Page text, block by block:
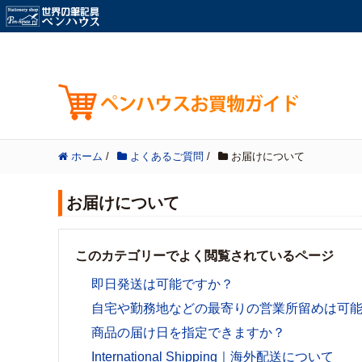
ホーム / よくあるご質問 / お届けについて
お届けについて
このカテゴリーでよく閲覧されているページ
即日発送は可能ですか？
自宅や勤務地などの最寄りの営業所留めは可
商品の届け日を指定できますか？
International Shipping｜海外配送について